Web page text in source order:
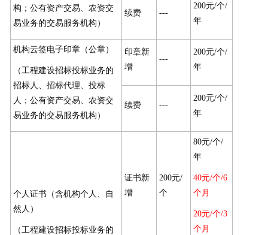
构；公有资产交易、农资交
易业务的交易服务机构）
续费 ---
200元/个/
年
机构云签电子印章（公章）
（工程建设招标投标业务的
招标人、招标代理、投标
人；公有资产交易、农资交
易业务的交易服务机构）
印章新
增
---
200元/个/
年
续费 ---
200元/个/
年
个人证书（含机构个人、自
然人）
（工程建设招标投标业务的
证书新
增
200元/
个
80元/个/
年
40元/个/6
个月
20元/个/3
个月